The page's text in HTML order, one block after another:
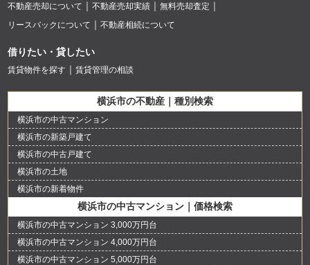
不動産売却について 不動産売却実績
無料売却査定
リースバックについて
不動産相続について
借りたい・貸したい
賃貸物件を探す 賃貸管理の相談
横浜市の不動産｜種別検索
横浜市の中古マンション
横浜市の新築戸建て
横浜市の中古戸建て
横浜市の土地
横浜市の新着物件
横浜市の中古マンション｜価格検索
横浜市の中古マンション 3,000万円台
横浜市の中古マンション 4,000万円台
横浜市の中古マンション 5,000万円台